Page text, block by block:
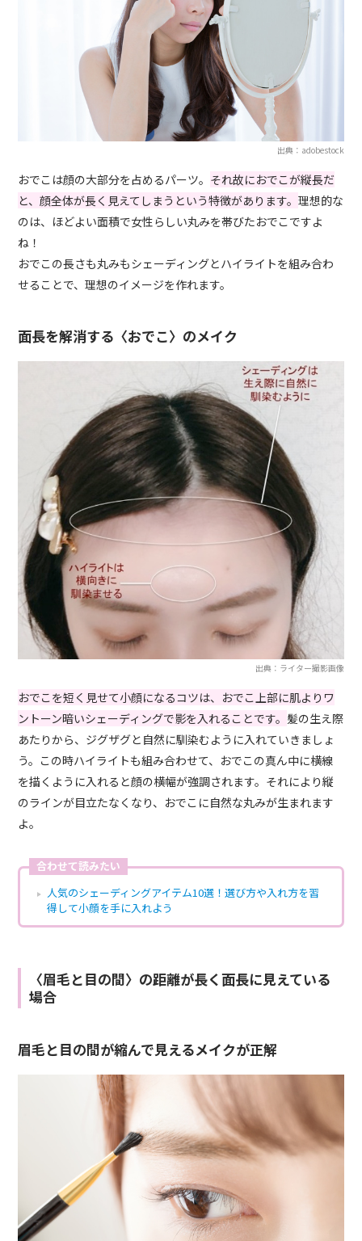
出典：adobestock
おでこは顔の大部分を占めるパーツ。 それ故におでこが縦長だ
と、顔全体が長く見えてしまうという特徴があります。理想的な
のは、ほどよい面積で女性らしい丸みを帯びたおでこですよ
ね！
おでこの長さも丸みもシェーディングとハイライトを組み合わ
せることで、理想のイメージを作れます。
面長を解消する〈おでこ〉のメイク
出典：ライター撮影画像
おでこを短く見せて小顔になるコツは、おでこ上部に肌よりワ
ントーン暗いシェーディングで影を入れることです。 髪の生え際
あたりから、ジグザグと自然に馴染むように入れていきましょ
う。この時ハイライトも組み合わせて、おでこの真ん中に横線
を描くように入れると顔の横幅が強調されます。それにより縦
のラインが目立たなくなり、おでこに自然な丸みが生まれます
よ。
合わせて読みたい
人気のシェーディングアイテム10選！選び方や入れ方を習
得して小顔を手に入れよう
〈眉毛と目の間〉の距離が長く面長に見えている
場合
眉毛と目の間が縮んで見えるメイクが正解